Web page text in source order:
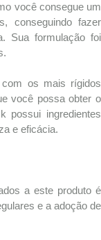
você consegue um
conseguindo fazer
Sua formulação foi
os mais rígidos
você possa obter o
possui ingredientes
e eficácia.
a este produto é
e a adoção de